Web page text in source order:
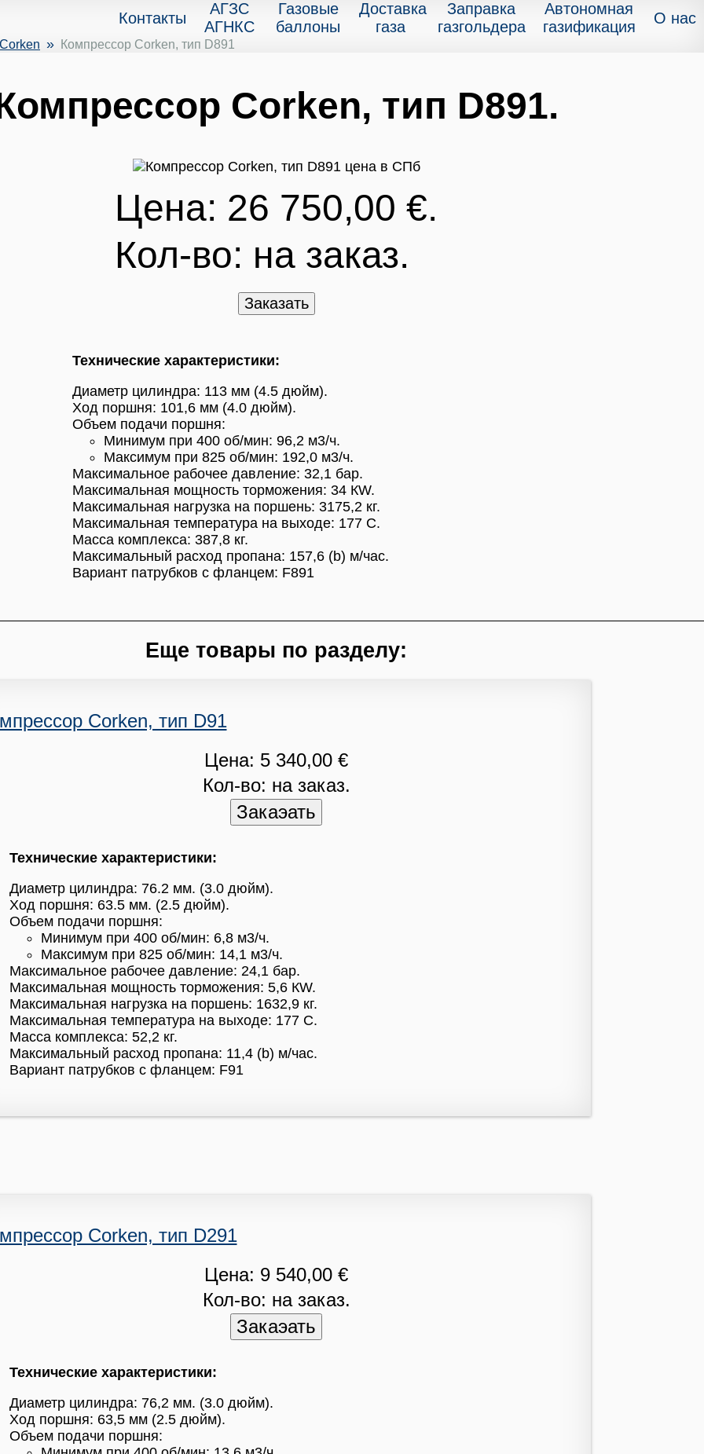
Контакты
АГЗС
АГНКС
Газовые
баллоны
Доставка
газа
Заправка
газгольдера
Автономная
газификация
О нас
» Компрессор Corken, тип D891
Corken, тип D891.
Цена: 26 750,00 €.
Кол-во: на заказ.
Технические характеристики:
Диаметр цилиндра: 113 мм (4.5 дюйм).
Ход поршня: 101,6 мм (4.0 дюйм).
Объем подачи поршня:
Минимум при 400 об/мин: 96,2 м3/ч.
Максимум при 825 об/мин: 192,0 м3/ч.
Максимальное рабочее давление: 32,1 бар.
Максимальная мощность торможения: 34 КW.
Максимальная нагрузка на поршень: 3175,2 кг.
Максимальная температура на выходе: 177 С.
Масса комплекса: 387,8 кг.
Максимальный расход пропана: 157,6 (b) м/час.
Вариант патрубков с фланцем: F891
Еще товары по разделу:
Corken, тип D91
Цена: 5 340,00 €
Кол-во: на заказ.
Технические характеристики:
Диаметр цилиндра: 76.2 мм. (3.0 дюйм).
Ход поршня: 63.5 мм. (2.5 дюйм).
Объем подачи поршня:
Минимум при 400 об/мин: 6,8 м3/ч.
Максимум при 825 об/мин: 14,1 м3/ч.
Максимальное рабочее давление: 24,1 бар.
Максимальная мощность торможения: 5,6 КW.
Максимальная нагрузка на поршень: 1632,9 кг.
Максимальная температура на выходе: 177 С.
Масса комплекса: 52,2 кг.
Максимальный расход пропана: 11,4 (b) м/час.
Вариант патрубков с фланцем: F91
Corken, тип D291
Цена: 9 540,00 €
Кол-во: на заказ.
Технические характеристики:
Диаметр цилиндра: 76,2 мм. (3.0 дюйм).
Ход поршня: 63,5 мм (2.5 дюйм).
Объем подачи поршня: